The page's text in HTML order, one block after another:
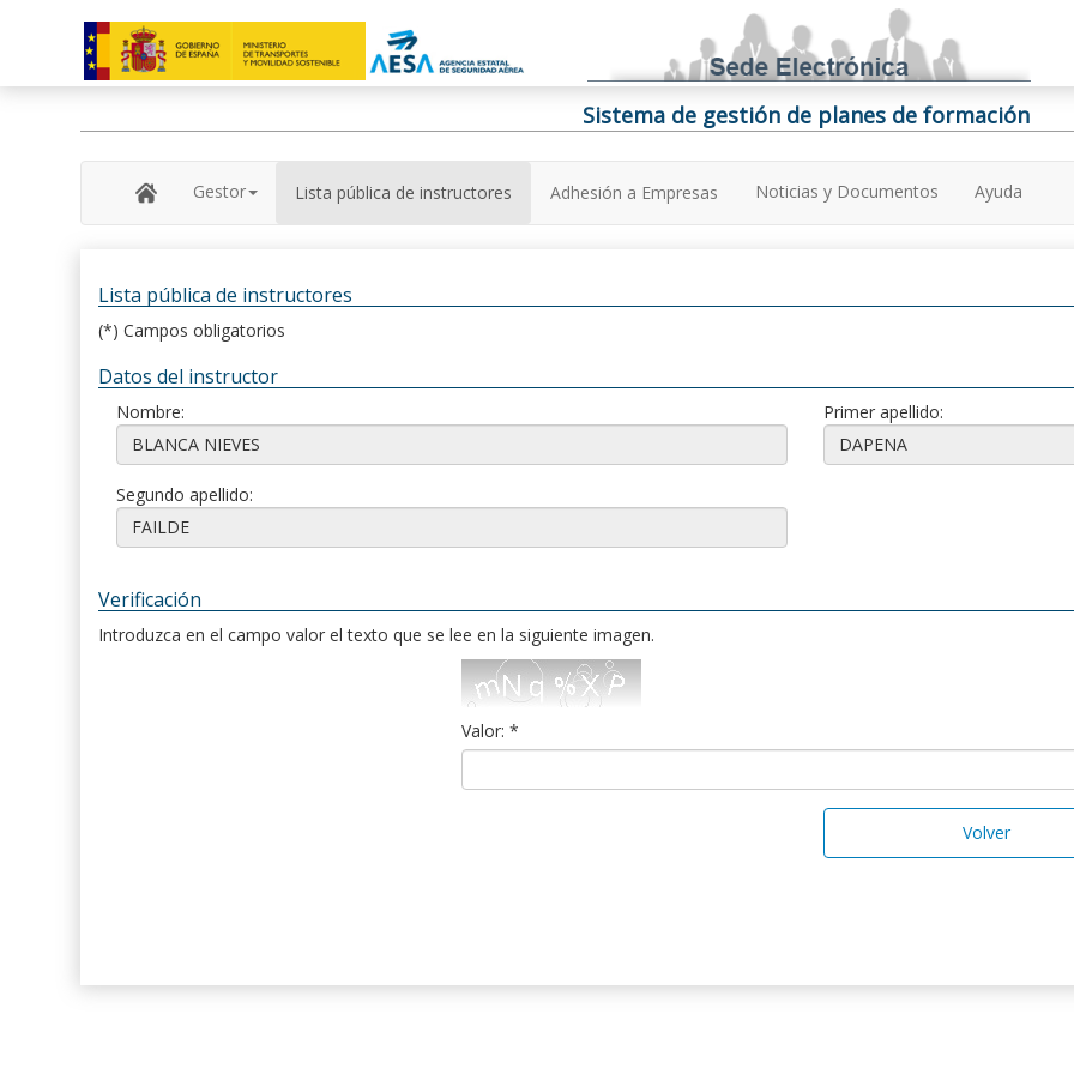
Sistema de gestión de planes de formación
Gestor Lista pública de instructores Adhesión a Empresas Noticias y Documentos Ayuda
Lista pública de instructores
(*) Campos obligatorios
Datos del instructor
Nombre: Primer apellido:
Segundo apellido:
Verificación
Introduzca en el campo valor el texto que se lee en la siguiente imagen.
Valor: *
Volver